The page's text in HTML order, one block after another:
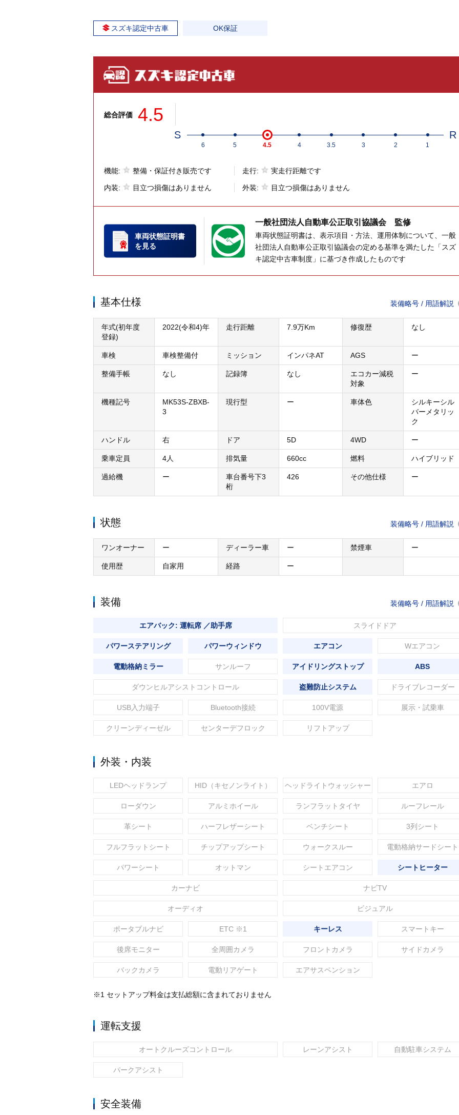
スズキ認定中古車 OK保証
総合評価 4.5
S R
6 5 4.5 4 3.5 3 2 1
機能: 整備・保証付き販売です 走行: 実走行距離です
内装: 目立つ損傷はありません 外装: 目立つ損傷はありません
車両状態証明書
を見る
一般社団法人 自動車公正取引協議会 監修
車両状態証明書は、表示項目・方法、運用体制について、一般
社団法人自動車公正取引協議会の定める基準を満たした「スズ
キ認定中古車制度」に基づき作成したものです
基本仕様 装備略号 / 用語解説
年式(初年度
登録)
2022(令和4)年 走行距離 7.9万Km 修復歴 なし
車検 車検整備付 ミッション インパネAT AGS ー
整備手帳 なし 記録簿 なし
エコカー減税
対象
ー
機種記号
MK53S-ZBXB-
3
現行型 ー 車体色
シルキーシル
バーメタリッ
ク
ハンドル 右 ドア 5D 4WD ー
乗車定員 4人 排気量 660cc 燃料 ハイブリッド
過給機 ー
車台番号下3
桁
426 その他仕様 ー
状態 装備略号 / 用語解説
ワンオーナー ー ディーラー車 ー 禁煙車 ー
使用歴 自家用 経路 ー
装備 装備略号 / 用語解説
エアバック: 運転席 ／助手席 スライドドア
パワーステアリング パワーウィンドウ エアコン Wエアコン
電動格納ミラー サンルーフ アイドリングストップ ABS
ダウンヒルアシストコントロール 盗難防止システム ドライブレコーダー
USB入力端子 Bluetooth接続 100V電源 展示・試乗車
クリーンディーゼル センターデフロック リフトアップ
外装・内装
LEDヘッドランプ HID（キセノンライト） ヘッドライトウォッシャー エアロ
ローダウン アルミホイール ランフラットタイヤ ルーフレール
革シート ハーフレザーシート ベンチシート 3列シート
フルフラットシート チップアップシート ウォークスルー 電動格納サードシート
パワーシート オットマン シートエアコン シートヒーター
カーナビ ナビTV
オーディオ ビジュアル
ポータブルナビ ETC ※1 キーレス スマートキー
後席モニター 全周囲カメラ フロントカメラ サイドカメラ
バックカメラ 電動リアゲート エアサスペンション
※1 セットアップ料金は支払総額に含まれておりません
運転支援
オートクルーズコントロール レーンアシスト 自動駐車システム
パークアシスト
安全装備